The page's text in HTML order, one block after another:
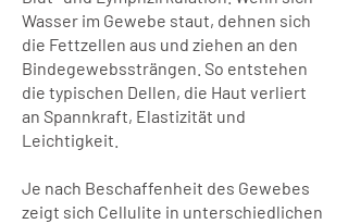
Wasser im Gewebe staut, dehnen sich
die Fettzellen aus und ziehen an den
Bindegewebssträngen. So entstehen
die typischen Dellen, die Haut verliert
an Spannkraft, Elastizität und
Leichtigkeit.
Je nach Beschaffenheit des Gewebes
zeigt sich Cellulite in unterschiedlichen